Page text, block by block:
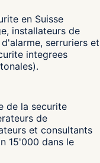
en Suisse
installateurs de
serruriers et
integrees
de la securite
de
et consultants
15'000 dans le